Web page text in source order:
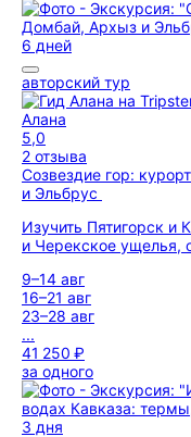
6 дней
авторский тур
Алана
5,0
2 отзыва
Созвездие гор:
и Эльбрус
Изучить Пятигорск и
и Черекское ущелья,
9–14 авг
16–21 авг
23–28 авг
...
41 250 ₽
за одного
3 дня